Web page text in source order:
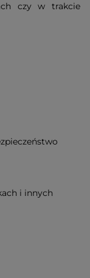
czy w trakcie
i innych